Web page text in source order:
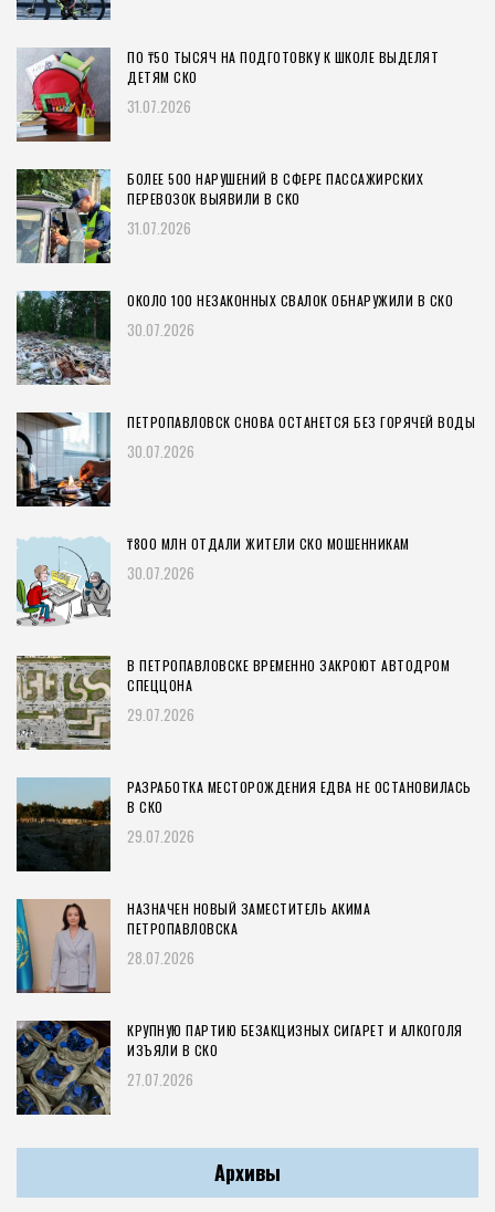
ПО ₸50 ТЫСЯЧ НА ПОДГОТОВКУ К ШКОЛЕ ВЫДЕЛЯТ
ДЕТЯМ СКО
31.07.2026
БОЛЕЕ 500 НАРУШЕНИЙ В СФЕРЕ ПАССАЖИРСКИХ
ПЕРЕВОЗОК ВЫЯВИЛИ В СКО
31.07.2026
ОКОЛО 100 НЕЗАКОННЫХ СВАЛОК ОБНАРУЖИЛИ В СКО
30.07.2026
ПЕТРОПАВЛОВСК СНОВА ОСТАНЕТСЯ БЕЗ ГОРЯЧЕЙ ВОДЫ
30.07.2026
₸800 МЛН ОТДАЛИ ЖИТЕЛИ СКО МОШЕННИКАМ
30.07.2026
В ПЕТРОПАВЛОВСКЕ ВРЕМЕННО ЗАКРОЮТ АВТОДРОМ
СПЕЦЦОНА
29.07.2026
РАЗРАБОТКА МЕСТОРОЖДЕНИЯ ЕДВА НЕ ОСТАНОВИЛАСЬ
В СКО
29.07.2026
НАЗНАЧЕН НОВЫЙ ЗАМЕСТИТЕЛЬ АКИМА
ПЕТРОПАВЛОВСКА
28.07.2026
КРУПНУЮ ПАРТИЮ БЕЗАКЦИЗНЫХ СИГАРЕТ И АЛКОГОЛЯ
ИЗЪЯЛИ В СКО
27.07.2026
Архивы